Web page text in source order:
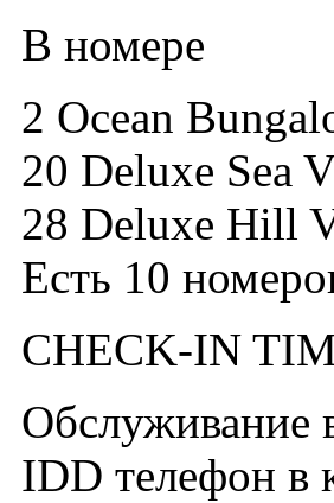
В номере
2 Ocean
20 Deluxe Sea
28 Deluxe Hill
Есть 10
CHECK-IN
Обслуживание
IDD телефон в